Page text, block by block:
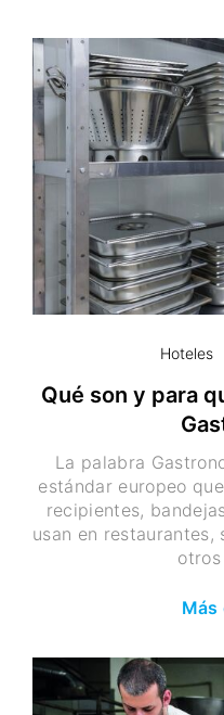
Hoteles
Qué son y para
La palabra
estándar europeo
recipientes,
usan en
Más